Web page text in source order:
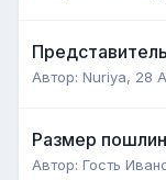
Автор: Nuriya, 28
Размер
Автор: Гость